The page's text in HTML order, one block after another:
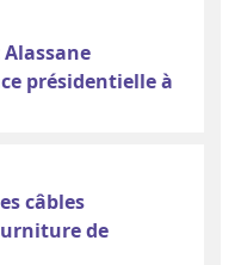
Alassane
présidentielle à
câbles
de